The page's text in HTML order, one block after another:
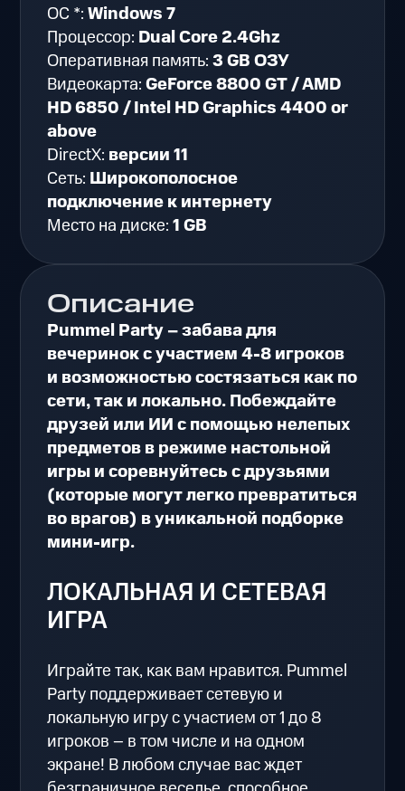
Описание
Pummel Party – забава для
вечеринок с участием 4-8 игроков
и возможностью состязаться как по
сети, так и локально. Побеждайте
друзей или ИИ с помощью нелепых
предметов в режиме настольной
игры и соревнуйтесь с друзьями
(которые могут легко превратиться
во врагов) в уникальной подборке
мини-игр.
ЛОКАЛЬНАЯ И СЕТЕВАЯ
ИГРА
Играйте так, как вам нравится. Pummel
Party поддерживает сетевую и
локальную игру с участием от 1 до 8
игроков – в том числе и на одном
экране! В любом случае вас ждет
ОС *:Windows 7
Процессор: Dual Core 2.4Ghz
Оперативная память:3 GB ОЗУ
Видеокарта:GeForce 8800 GT / AMD
HD 6850 / Intel HD Graphics 4400 or
above
DirectX: версии 11
Сеть: Широкополосное
подключение к интернету
Место на диске:1 GB